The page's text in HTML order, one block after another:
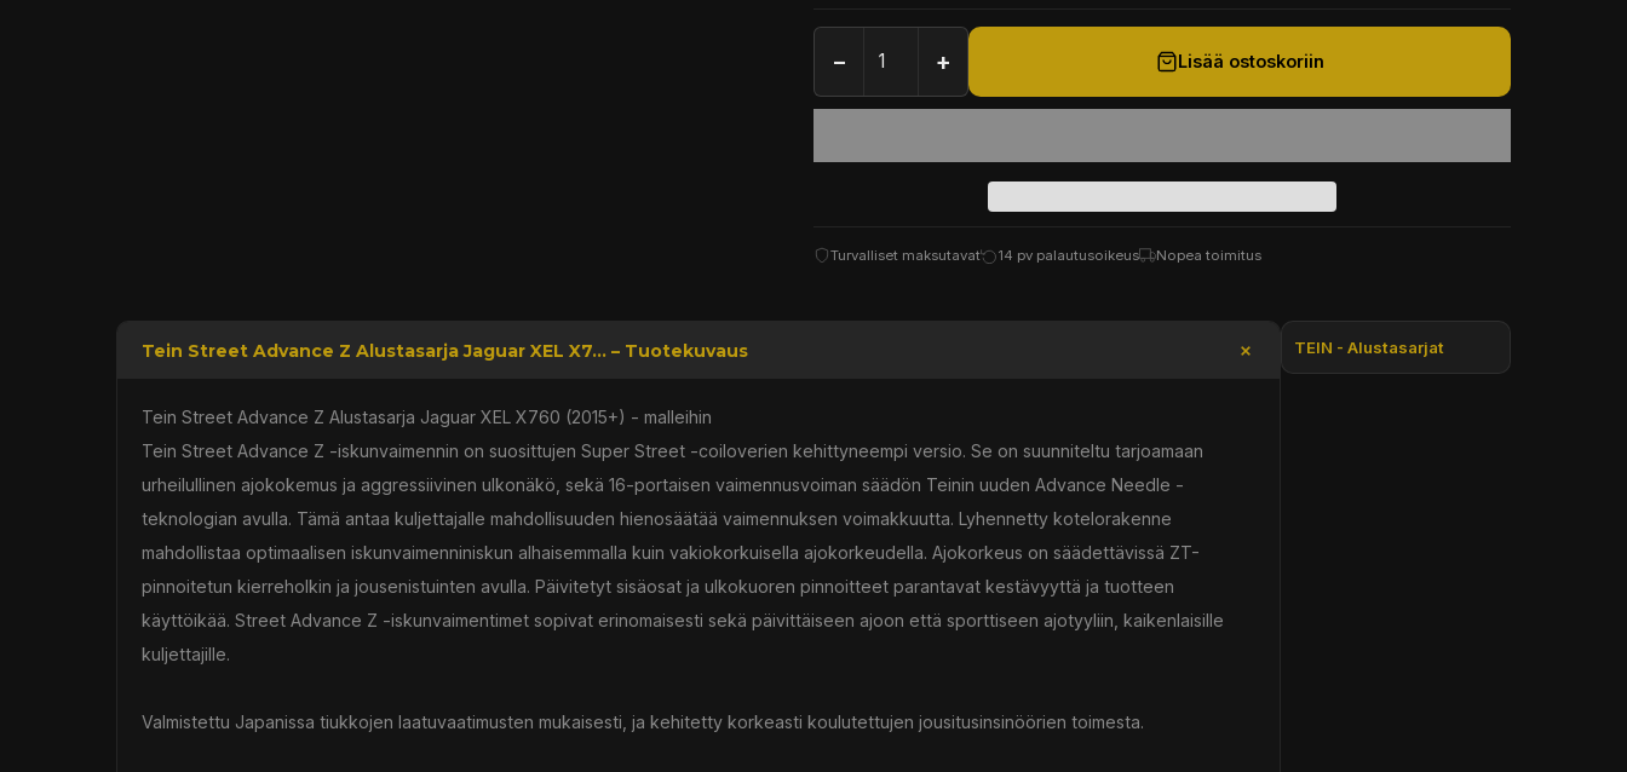
− + Lisää ostoskoriin
Turvalliset maksutavat 14 pv palautusoikeus Nopea toimitus
Tein Street Advance Z Alustasarja Jaguar XEL X7... – Tuotekuvaus
Tein Street Advance Z Alustasarja Jaguar XEL X760 (2015+) - malleihin
Tein Street Advance Z -iskunvaimennin on suosittujen Super Street -coiloverien kehittyneempi versio. Se on suunniteltu tarjoamaan
urheilullinen ajokokemus ja aggressiivinen ulkonäkö, sekä 16-portaisen vaimennusvoiman säädön Teinin uuden Advance Needle -
teknologian avulla. Tämä antaa kuljettajalle mahdollisuuden hienosäätää vaimennuksen voimakkuutta. Lyhennetty kotelorakenne
mahdollistaa optimaalisen iskunvaimenniniskun alhaisemmalla kuin vakiokorkuisella ajokorkeudella. Ajokorkeus on säädettävissä ZT-
pinnoitetun kierreholkin ja jousenistuinten avulla. Päivitetyt sisäosat ja ulkokuoren pinnoitteet parantavat kestävyyttä ja tuotteen
käyttöikää. Street Advance Z -iskunvaimentimet sopivat erinomaisesti sekä päivittäiseen ajoon että sporttiseen ajotyyliin, kaikenlaisille
kuljettajille.
Valmistettu Japanissa tiukkojen laatuvaatimusten mukaisesti, ja kehitetty korkeasti koulutettujen jousitusinsinöörien toimesta.
TEIN - Alustasarjat